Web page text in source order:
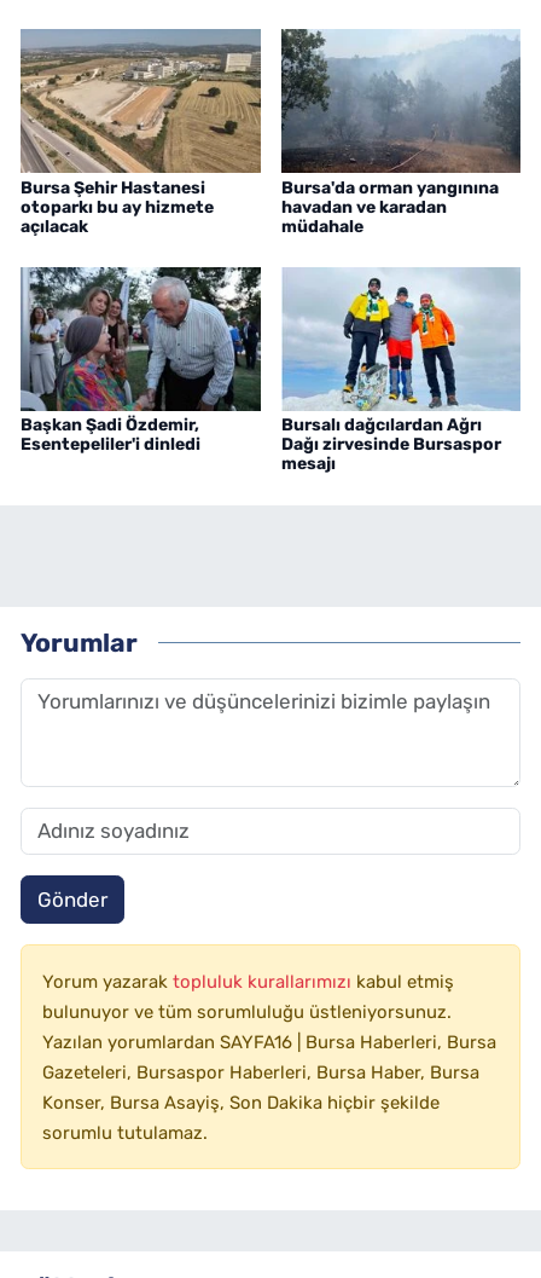
Bursa Şehir Hastanesi
otoparkı bu ay hizmete
açılacak
Bursa'da orman yangınına
havadan ve karadan
müdahale
Başkan Şadi Özdemir,
Esentepeliler'i dinledi
Bursalı dağcılardan Ağrı
Dağı zirvesinde Bursaspor
mesajı
Yorumlar
Gönder
Yorum yazarak topluluk kurallarımızı kabul etmiş
bulunuyor ve tüm sorumluluğu üstleniyorsunuz.
Yazılan yorumlardan SAYFA16 | Bursa Haberleri, Bursa
Gazeteleri, Bursaspor Haberleri, Bursa Haber, Bursa
Konser, Bursa Asayiş, Son Dakika hiçbir şekilde
sorumlu tutulamaz.